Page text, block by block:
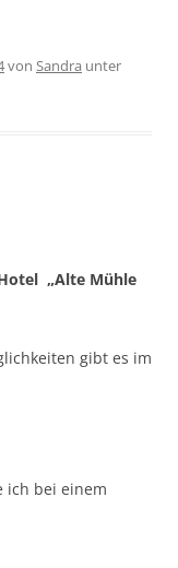
von Sandra unter
„Alte Mühle
gibt es im
ich bei einem